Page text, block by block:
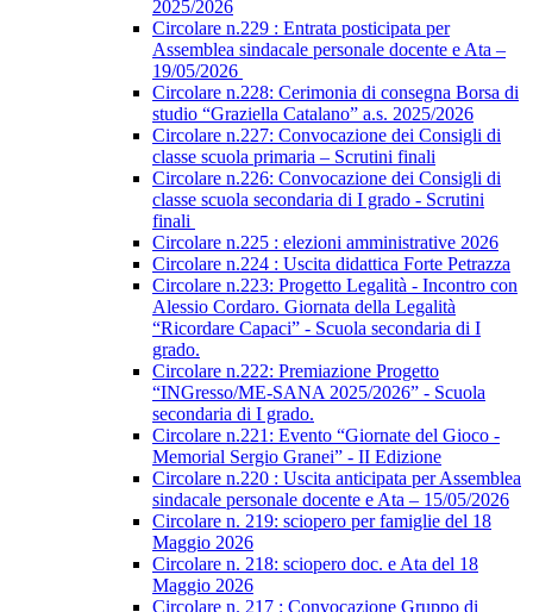
2025/2026
Circolare n.229 : Entrata posticipata per
Assemblea sindacale personale docente e Ata –
19/05/2026
Circolare n.228: Cerimonia di consegna Borsa di
studio “Graziella Catalano” a.s. 2025/2026
Circolare n.227: Convocazione dei Consigli di
classe scuola primaria – Scrutini finali
Circolare n.226: Convocazione dei Consigli di
classe scuola secondaria di I grado - Scrutini
finali
Circolare n.225 : elezioni amministrative 2026
Circolare n.224 : Uscita didattica Forte Petrazza
Circolare n.223: Progetto Legalità - Incontro con
Alessio Cordaro. Giornata della Legalità
“Ricordare Capaci” - Scuola secondaria di I
grado.
Circolare n.222: Premiazione Progetto
“INGresso/ME-SANA 2025/2026” - Scuola
secondaria di I grado.
Circolare n.221: Evento “Giornate del Gioco -
Memorial Sergio Granei” - II Edizione
Circolare n.220 : Uscita anticipata per Assemblea
sindacale personale docente e Ata – 15/05/2026
Circolare n. 219: sciopero per famiglie del 18
Maggio 2026
Circolare n. 218: sciopero doc. e Ata del 18
Maggio 2026
Circolare n. 217 : Convocazione Gruppo di